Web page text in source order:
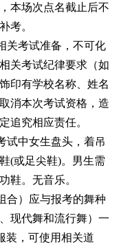
本场次点名截止后不
考。
关考试准备，不可化
关考试纪律要求（如
印有学校名称、姓名
消本次考试资格，造
追究相应责任。
试中女生盘头，着吊
(或足尖鞋)。男生需
鞋。无音乐。
合）应与报考的舞种
现代舞和流行舞）一
装，可使用相关道